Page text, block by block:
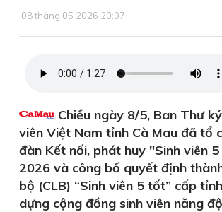
08 tháng 05 2026 20:07
Chiều ngày 8/5, Ban Thư
viên Việt Nam tỉnh Cà Mau đã tổ
đàn Kết nối, phát huy "Sinh viên
2026 và công bố quyết định
bộ (CLB) “Sinh viên 5 tốt” cấp
dựng cộng đồng sinh viên năng